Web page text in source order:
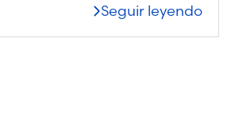
Seguir leyendo